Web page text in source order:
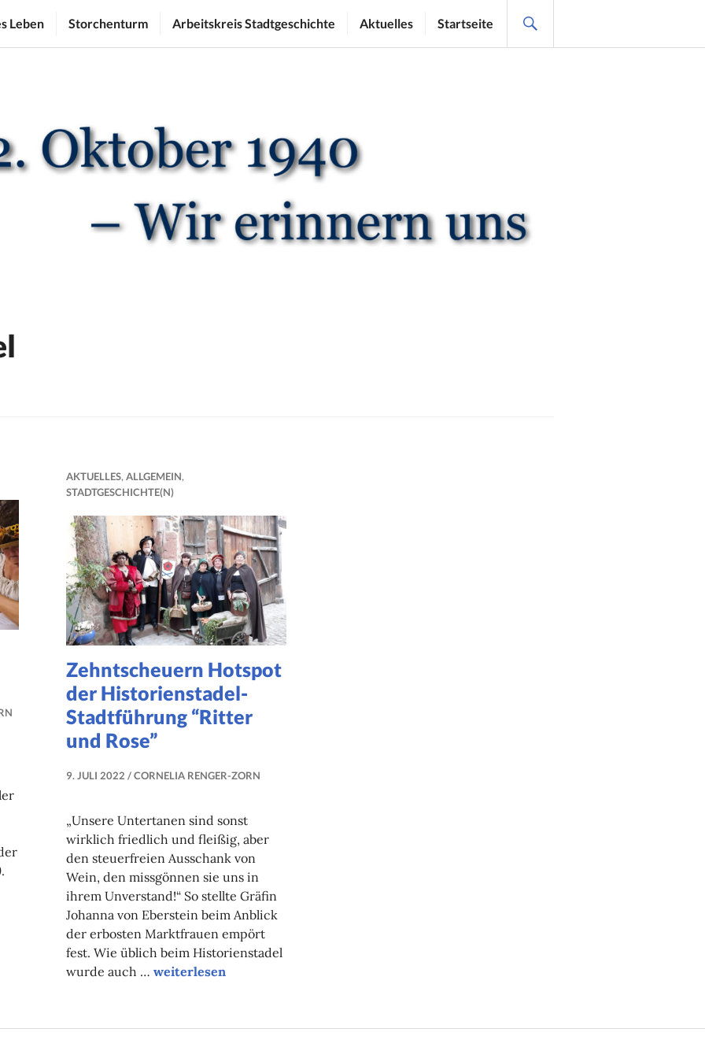
Leben Storchenturm Arbeitskreis Stadtgeschichte Aktuelles Startseite
AKTUELLES, ALLGEMEIN,
STADTGESCHICHTE(N)
Zehntscheuern Hotspot
der Historienstadel-
Stadtführung “Ritter
und Rose”
9. JULI 2022 CORNELIA RENGER-ZORN
„Unsere Untertanen sind sonst
wirklich friedlich und fleißig, aber
den steuerfreien Ausschank von
Wein, den missgönnen sie uns in
ihrem Unverstand!“ So stellte Gräfin
Johanna von Eberstein beim Anblick
der erbosten Marktfrauen empört
fest. Wie üblich beim Historienstadel
wurde auch … weiterlesen“Zehntscheuern
Historienstadel-